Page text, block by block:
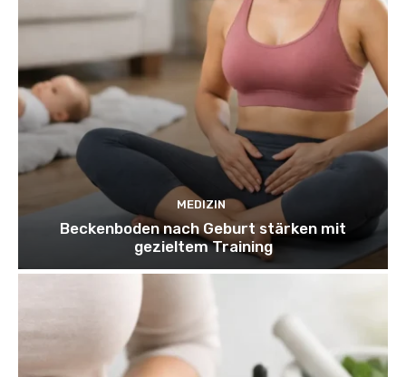
MEDIZIN
Beckenboden nach Geburt stärken mit
gezieltem Training